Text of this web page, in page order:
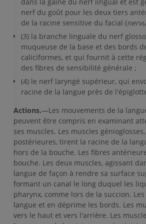
nerf du goût pour les deux tiers
de la racine sensitive du facial (
(3) la branche linguale du nerf
muqueuse de la base et des bords
caliciformes, et qui fournit à cette
des fibres de sensibilité générale ;
(4) le nerf laryngé supérieur, qui
racine de la langue près de
Actions.—Les mouvements de la
peuvent être compris en examinant
ses muscles. Les muscles
postérieures, tirent la racine de la
hors de la bouche. Les fibres
bouche. Les deux muscles, agissant
langue de façon à rendre sa surface
formant un canal le long duquel les
pharynx, comme lors de la succion.
langue et en déprime les bords. Les
vers le haut et vers l'arrière. Les
MEMBRE SUPÉRIEUR
IRM du membre supérieur
IRM
PREMIUM
IRM de l'épaule
IRM
PREMIUM
IRM du poignet
IRM